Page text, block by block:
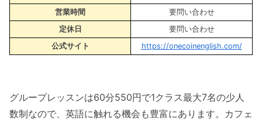
営業時間
要問い合わせ
定休日
要問い合わせ
公式サイト
https://onecoinenglish.com/
グループレッスンは60分550円で1クラス最大7名の少人
数制なので、英語に触れる機会も豊富にあります。カフェ